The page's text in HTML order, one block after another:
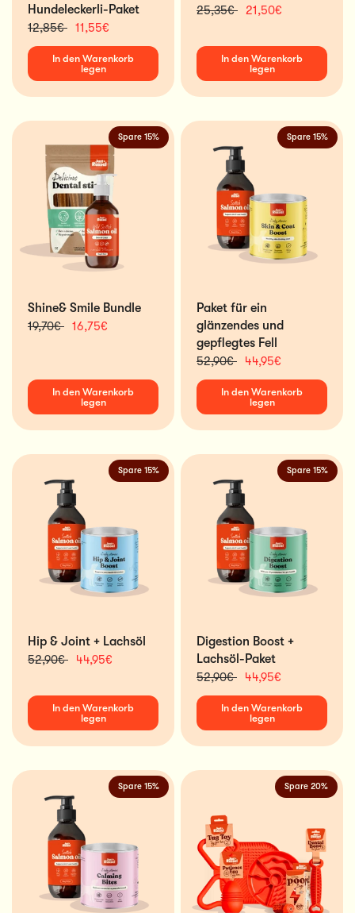
Hundeleckerli-Paket
12,85€ 11,55€
In den Warenkorb
legen
25,35€ 21,50€
In den Warenkorb
legen
Spare 15%
Shine& Smile Bundle
19,70€ 16,75€
In den Warenkorb
legen
Spare 15%
Paket für ein
glänzendes und
gepflegtes Fell
52,90€
44,95€
In den Warenkorb
legen
Spare 15%
Hip & Joint + Lachsöl
52,90€
44,95€
In den Warenkorb
legen
Spare 15%
Digestion Boost +
Lachsöl-Paket
52,90€
44,95€
In den Warenkorb
legen
Spare 15% Spare 20%